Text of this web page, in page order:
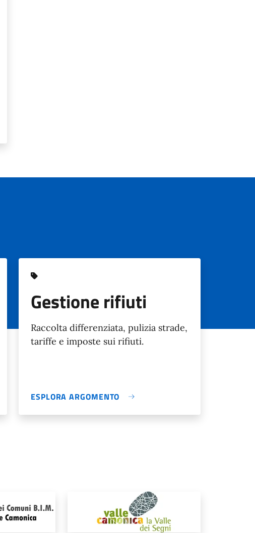
Gestione rifiuti
Raccolta differenziata, pulizia strade,
tariffe e imposte sui rifiuti.
ESPLORA ARGOMENTO